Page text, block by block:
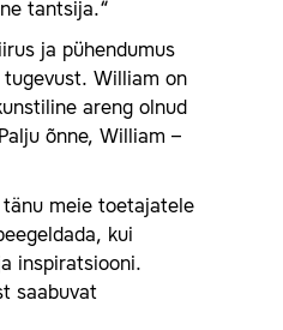
tantsija.“
ja pühendumus
William on
areng olnud
õnne, William –
tänu meie toetajatele
kui
inspiratsiooni.
saabuvat